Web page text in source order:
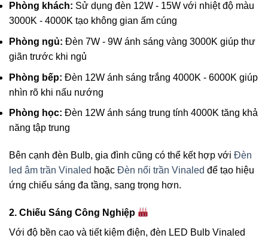
Phòng khách: Sử dụng đèn 12W - 15W với nhiệt độ màu
3000K - 4000K tạo không gian ấm cúng
Phòng ngủ: Đèn 7W - 9W ánh sáng vàng 3000K giúp thư
giãn trước khi ngủ
Phòng bếp: Đèn 12W ánh sáng trắng 4000K - 6000K giúp
nhìn rõ khi nấu nướng
Phòng học: Đèn 12W ánh sáng trung tính 4000K tăng khả
năng tập trung
Bên cạnh đèn Bulb, gia đình cũng có thể kết hợp với Đèn
led âm trần Vinaled hoặc Đèn nổi trần Vinaled để tạo hiệu
ứng chiếu sáng đa tầng, sang trọng hơn.
2. Chiếu Sáng Công Nghiệp
Với độ bền cao và tiết kiệm điện, đèn LED Bulb Vinaled